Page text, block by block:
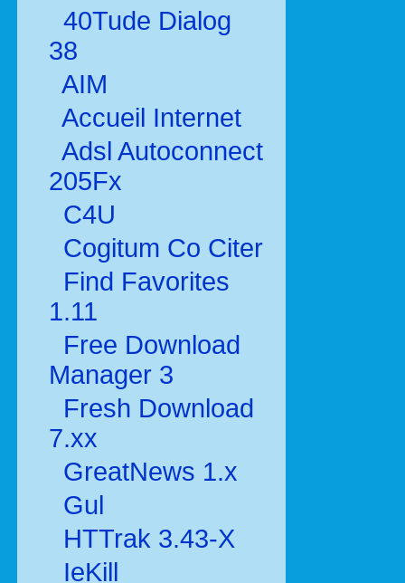
40Tude Dialog
38
AIM
Accueil Internet
Adsl Autoconnect
205Fx
C4U
Cogitum Co Citer
Find Favorites
1.11
Free Download
Manager 3
Fresh Download
7.xx
GreatNews 1.x
Gul
HTTrak 3.43-X
IeKill